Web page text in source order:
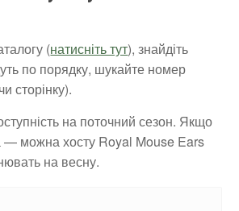
(натисніть тут), знайдіть
по порядку, шукайте номер
сторінку).
на поточний сезон. Якщо
— можна хосту Royal Mouse Ears
на весну.